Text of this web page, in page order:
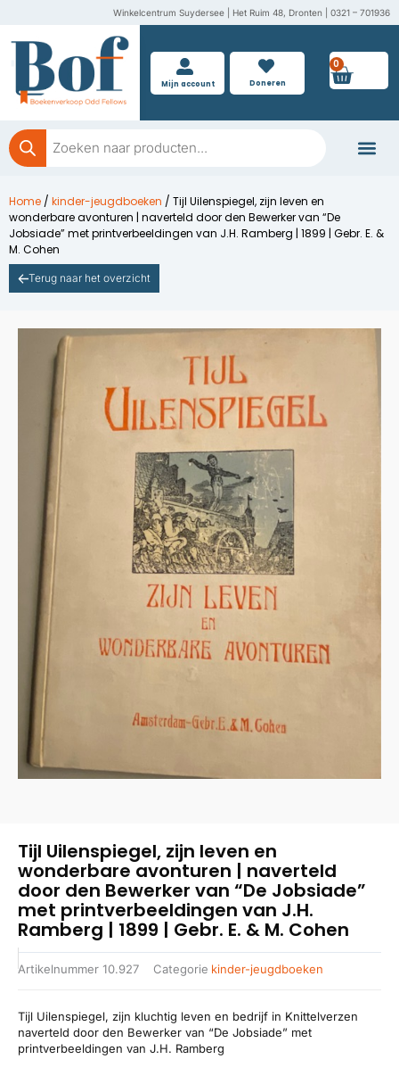
inhoud
Winkelcentrum Suydersee | Het Ruim 48, Dronten | 0321 – 701936
Mijn account Doneren
0
Producten
zoeken
Home / kinder-jeugdboeken / Tijl Uilenspiegel, zijn leven en
wonderbare avonturen | naverteld door den Bewerker van “De
Jobsiade” met printverbeeldingen van J.H. Ramberg | 1899 | Gebr. E. &
M. Cohen
Terug naar het overzicht
Tijl Uilenspiegel, zijn leven en
wonderbare avonturen | naverteld
door den Bewerker van “De Jobsiade”
met printverbeeldingen van J.H.
Ramberg | 1899 | Gebr. E. & M. Cohen
Artikelnummer 10.927 Categorie kinder-jeugdboeken
Tijl Uilenspiegel, zijn kluchtig leven en bedrijf in Knittelverzen
naverteld door den Bewerker van “De Jobsiade” met
printverbeeldingen van J.H. Ramberg